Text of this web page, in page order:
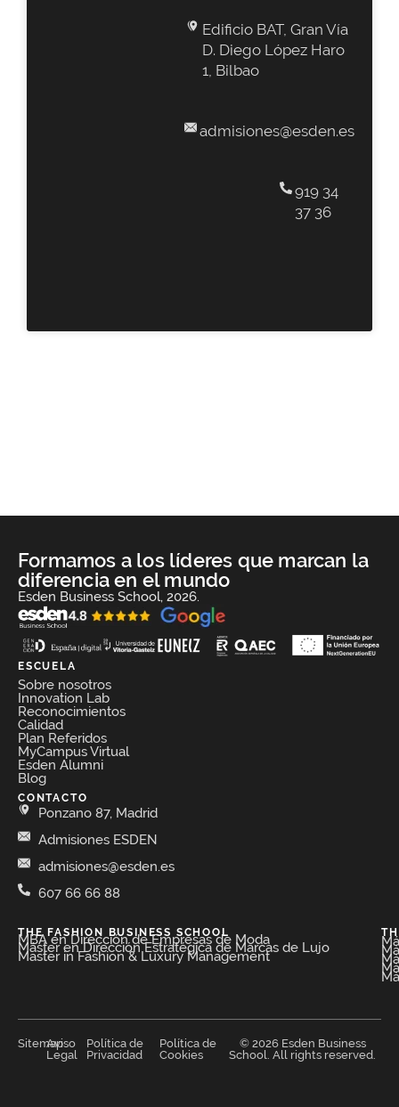
Edificio BAT, Gran Vía
D. Diego López Haro
1, Bilbao
admisiones@esden.es
919 34
37 36
Formamos a los líderes que marcan la
diferencia en el mundo
Esden Business School, 2026.
ESCUELA
Sobre nosotros
Innovation Lab
Reconocimientos
Calidad
Plan Referidos
MyCampus Virtual
Esden Alumni
Blog
CONTACTO
Ponzano 87, Madrid
Admisiones ESDEN
admisiones@esden.es
607 66 66 88
THE FASHION BUSINESS SCHOOL​
MBA en Dirección de Empresas de Moda​
Máster en Dirección Estratégica de Marcas de Lujo
Master in Fashion & Luxury Management
© 2026 Esden Business
School. All rights reserved.
Sitemap
Aviso
Legal
Política de
Privacidad
Política de
Cookies